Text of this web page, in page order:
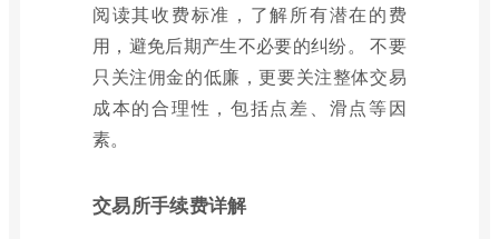
阅读其收费标准，了解所有潜在的费
用，避免后期产生不必要的纠纷。 不要
只关注佣金的低廉，更要关注整体交易
成本的合理性，包括点差、滑点等因
素。
交易所手续费详解